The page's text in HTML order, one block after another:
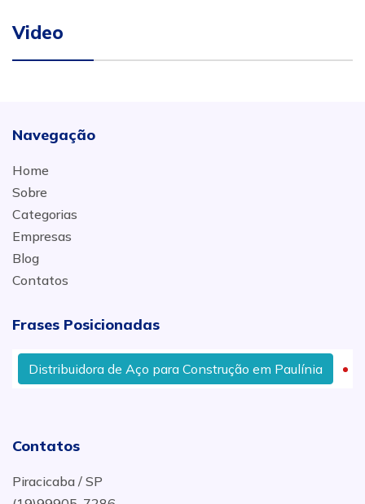
Video
Navegação
Home
Sobre
Categorias
Empresas
Blog
Contatos
Frases Posicionadas
Distribuidora de Aço para Construção em Paulínia
Contatos
Piracicaba / SP